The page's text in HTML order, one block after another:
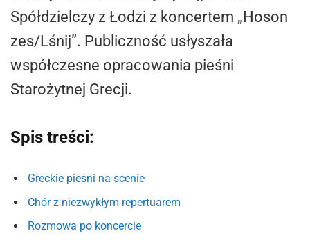
Spółdzielczy z Łodzi z koncertem „Hoson
zes/Lśnij”. Publiczność usłyszała
współczesne opracowania pieśni
Starożytnej Grecji.
Spis treści:
Greckie pieśni na scenie
Chór z niezwykłym repertuarem
Rozmowa po koncercie